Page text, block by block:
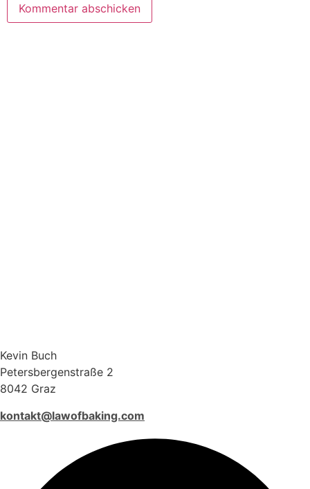
Kevin Buch
Petersbergenstraße 2
8042 Graz
kontakt@lawofbaking.com